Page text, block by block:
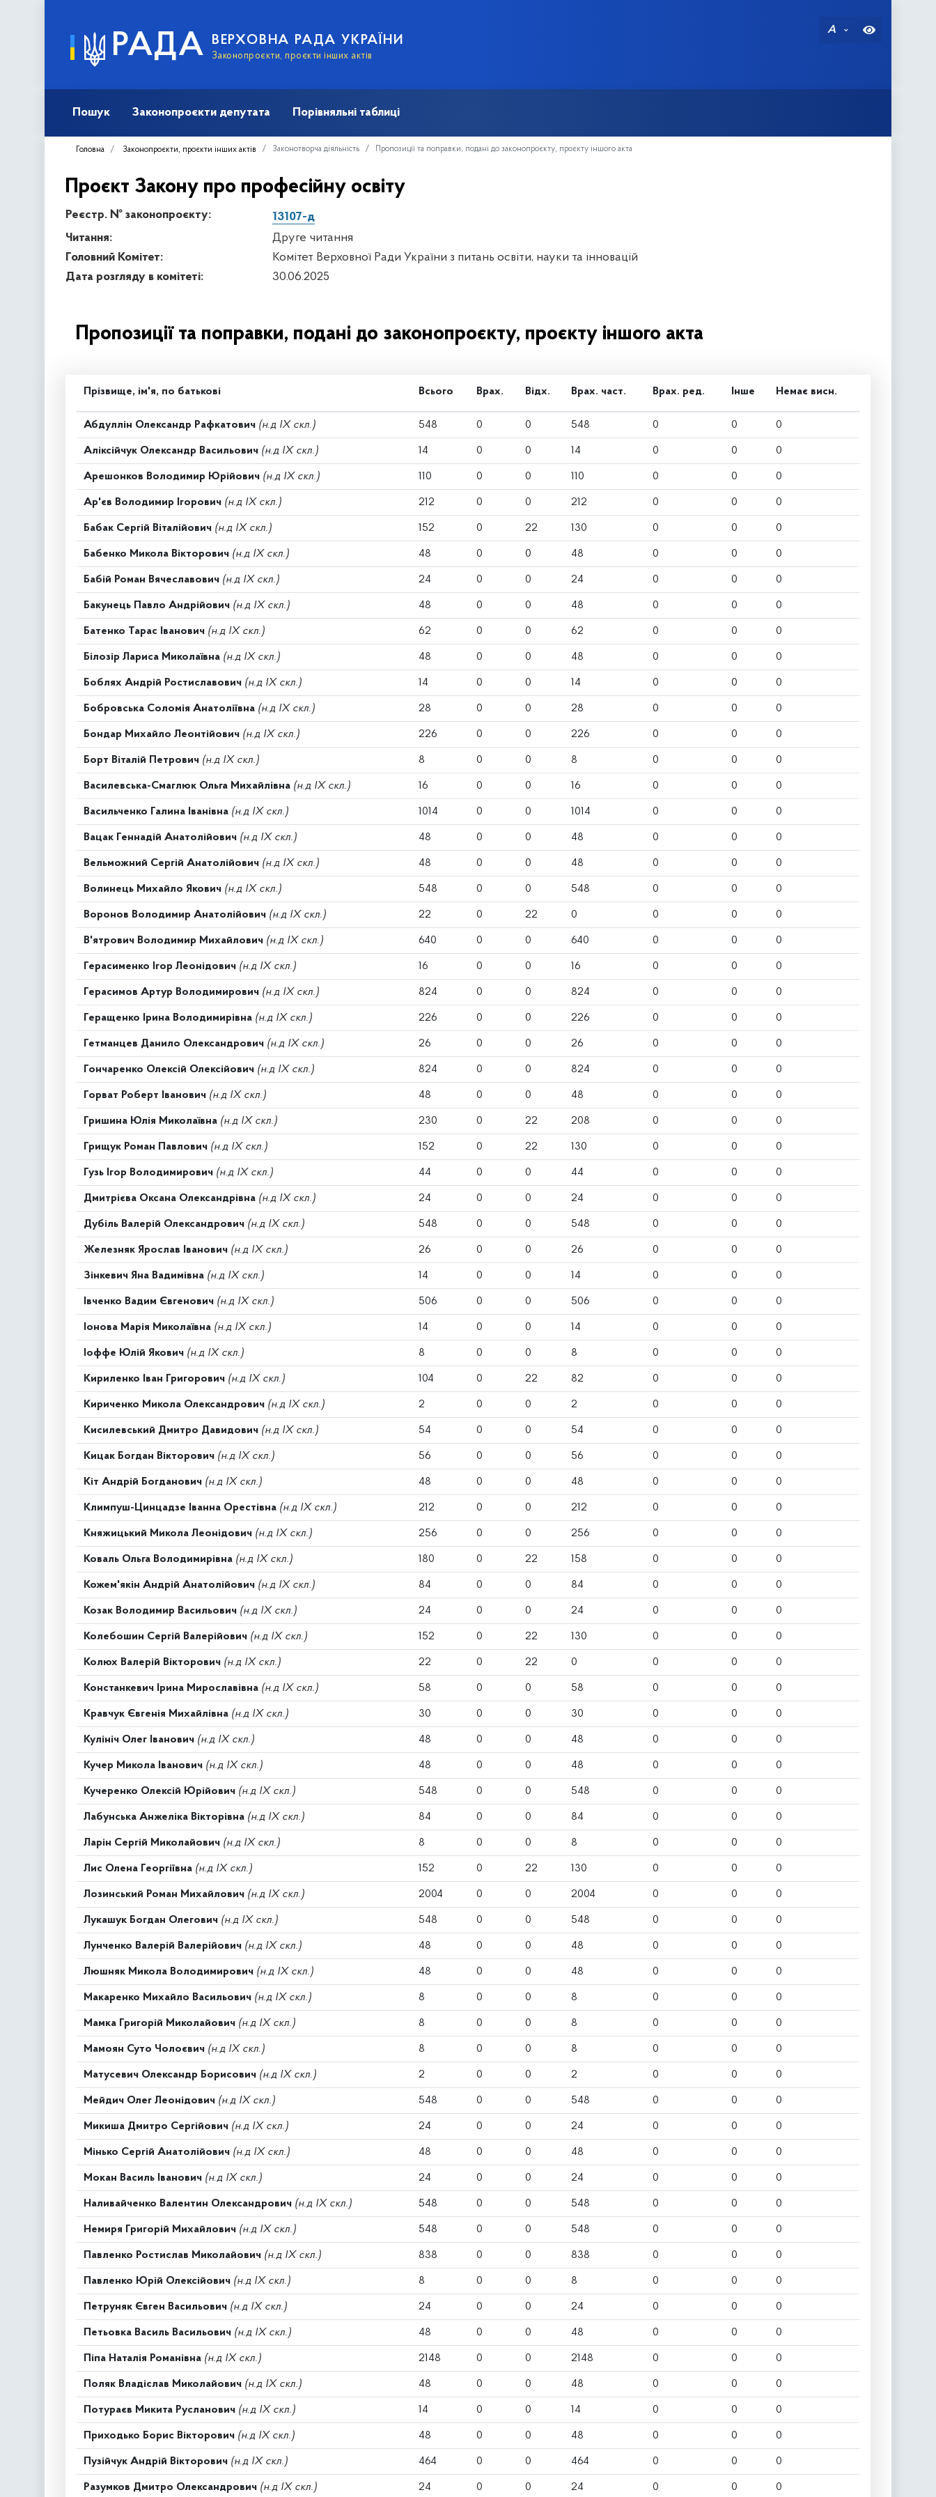
РАДА ВЕРХОВНА РАДА УКРАЇНИ
Законопроєкти, проєкти інших актів
A
Пошук Законопроєкти депутата Порівняльні таблиці
Головна Законопроєкти, проєкти інших актів Законотворча діяльність Пропозиції та поправки, подані до законопроєкту, проєкту іншого акта
Проєкт Закону про професійну освіту
Реєстр. № законопроєкту:
13107-д
Читання:
Друге читання
Головний Комітет:
Комітет Верховної Ради України з питань освіти, науки та інновацій
Дата розгляду в комітеті:
30.06.2025
Пропозиції та поправки, подані до законопроєкту, проєкту іншого акта
Прізвище, ім'я, по батькові Всього Врах. Відх. Врах. част. Врах. ред. Інше Немає висн.
Абдуллін Олександр Рафкатович (н.д IX скл.) 548 0 0 548 0 0 0
Аліксійчук Олександр Васильович (н.д IX скл.) 14 0 0 14 0 0 0
Арешонков Володимир Юрійович (н.д IX скл.) 110 0 0 110 0 0 0
Ар'єв Володимир Ігорович (н.д IX скл.) 212 0 0 212 0 0 0
Бабак Сергій Віталійович (н.д IX скл.) 152 0 22 130 0 0 0
Бабенко Микола Вікторович (н.д IX скл.) 48 0 0 48 0 0 0
Бабій Роман Вячеславович (н.д IX скл.) 24 0 0 24 0 0 0
Бакунець Павло Андрійович (н.д IX скл.) 48 0 0 48 0 0 0
Батенко Тарас Іванович (н.д IX скл.) 62 0 0 62 0 0 0
Білозір Лариса Миколаївна (н.д IX скл.) 48 0 0 48 0 0 0
Боблях Андрій Ростиславович (н.д IX скл.) 14 0 0 14 0 0 0
Бобровська Соломія Анатоліївна (н.д IX скл.) 28 0 0 28 0 0 0
Бондар Михайло Леонтійович (н.д IX скл.) 226 0 0 226 0 0 0
Борт Віталій Петрович (н.д IX скл.) 8 0 0 8 0 0 0
Василевська-Смаглюк Ольга Михайлівна (н.д IX скл.) 16 0 0 16 0 0 0
Васильченко Галина Іванівна (н.д IX скл.) 1014 0 0 1014 0 0 0
Вацак Геннадій Анатолійович (н.д IX скл.) 48 0 0 48 0 0 0
Вельможний Сергій Анатолійович (н.д IX скл.) 48 0 0 48 0 0 0
Волинець Михайло Якович (н.д IX скл.) 548 0 0 548 0 0 0
Воронов Володимир Анатолійович (н.д IX скл.) 22 0 22 0 0 0 0
В'ятрович Володимир Михайлович (н.д IX скл.) 640 0 0 640 0 0 0
Герасименко Ігор Леонідович (н.д IX скл.) 16 0 0 16 0 0 0
Герасимов Артур Володимирович (н.д IX скл.) 824 0 0 824 0 0 0
Геращенко Ірина Володимирівна (н.д IX скл.) 226 0 0 226 0 0 0
Гетманцев Данило Олександрович (н.д IX скл.) 26 0 0 26 0 0 0
Гончаренко Олексій Олексійович (н.д IX скл.) 824 0 0 824 0 0 0
Горват Роберт Іванович (н.д IX скл.) 48 0 0 48 0 0 0
Гришина Юлія Миколаївна (н.д IX скл.) 230 0 22 208 0 0 0
Грищук Роман Павлович (н.д IX скл.) 152 0 22 130 0 0 0
Гузь Ігор Володимирович (н.д IX скл.) 44 0 0 44 0 0 0
Дмитрієва Оксана Олександрівна (н.д IX скл.) 24 0 0 24 0 0 0
Дубіль Валерій Олександрович (н.д IX скл.) 548 0 0 548 0 0 0
Железняк Ярослав Іванович (н.д IX скл.) 26 0 0 26 0 0 0
Зінкевич Яна Вадимівна (н.д IX скл.) 14 0 0 14 0 0 0
Івченко Вадим Євгенович (н.д IX скл.) 506 0 0 506 0 0 0
Іонова Марія Миколаївна (н.д IX скл.) 14 0 0 14 0 0 0
Іоффе Юлій Якович (н.д IX скл.) 8 0 0 8 0 0 0
Кириленко Іван Григорович (н.д IX скл.) 104 0 22 82 0 0 0
Кириченко Микола Олександрович (н.д IX скл.) 2 0 0 2 0 0 0
Кисилевський Дмитро Давидович (н.д IX скл.) 54 0 0 54 0 0 0
Кицак Богдан Вікторович (н.д IX скл.) 56 0 0 56 0 0 0
Кіт Андрій Богданович (н.д IX скл.) 48 0 0 48 0 0 0
Климпуш-Цинцадзе Іванна Орестівна (н.д IX скл.) 212 0 0 212 0 0 0
Княжицький Микола Леонідович (н.д IX скл.) 256 0 0 256 0 0 0
Коваль Ольга Володимирівна (н.д IX скл.) 180 0 22 158 0 0 0
Кожем'якін Андрій Анатолійович (н.д IX скл.) 84 0 0 84 0 0 0
Козак Володимир Васильович (н.д IX скл.) 24 0 0 24 0 0 0
Колебошин Сергій Валерійович (н.д IX скл.) 152 0 22 130 0 0 0
Колюх Валерій Вікторович (н.д IX скл.) 22 0 22 0 0 0 0
Констанкевич Ірина Мирославівна (н.д IX скл.) 58 0 0 58 0 0 0
Кравчук Євгенія Михайлівна (н.д IX скл.) 30 0 0 30 0 0 0
Кулініч Олег Іванович (н.д IX скл.) 48 0 0 48 0 0 0
Кучер Микола Іванович (н.д IX скл.) 48 0 0 48 0 0 0
Кучеренко Олексій Юрійович (н.д IX скл.) 548 0 0 548 0 0 0
Лабунська Анжеліка Вікторівна (н.д IX скл.) 84 0 0 84 0 0 0
Ларін Сергій Миколайович (н.д IX скл.) 8 0 0 8 0 0 0
Лис Олена Георгіївна (н.д IX скл.) 152 0 22 130 0 0 0
Лозинський Роман Михайлович (н.д IX скл.) 2004 0 0 2004 0 0 0
Лукашук Богдан Олегович (н.д IX скл.) 548 0 0 548 0 0 0
Лунченко Валерій Валерійович (н.д IX скл.) 48 0 0 48 0 0 0
Люшняк Микола Володимирович (н.д IX скл.) 48 0 0 48 0 0 0
Макаренко Михайло Васильович (н.д IX скл.) 8 0 0 8 0 0 0
Мамка Григорій Миколайович (н.д IX скл.) 8 0 0 8 0 0 0
Мамоян Суто Чолоєвич (н.д IX скл.) 8 0 0 8 0 0 0
Матусевич Олександр Борисович (н.д IX скл.) 2 0 0 2 0 0 0
Мейдич Олег Леонідович (н.д IX скл.) 548 0 0 548 0 0 0
Микиша Дмитро Сергійович (н.д IX скл.) 24 0 0 24 0 0 0
Мінько Сергій Анатолійович (н.д IX скл.) 48 0 0 48 0 0 0
Мокан Василь Іванович (н.д IX скл.) 24 0 0 24 0 0 0
Наливайченко Валентин Олександрович (н.д IX скл.) 548 0 0 548 0 0 0
Немиря Григорій Михайлович (н.д IX скл.) 548 0 0 548 0 0 0
Павленко Ростислав Миколайович (н.д IX скл.) 838 0 0 838 0 0 0
Павленко Юрій Олексійович (н.д IX скл.) 8 0 0 8 0 0 0
Петруняк Євген Васильович (н.д IX скл.) 24 0 0 24 0 0 0
Петьовка Василь Васильович (н.д IX скл.) 48 0 0 48 0 0 0
Піпа Наталія Романівна (н.д IX скл.) 2148 0 0 2148 0 0 0
Поляк Владіслав Миколайович (н.д IX скл.) 48 0 0 48 0 0 0
Потураєв Микита Русланович (н.д IX скл.) 14 0 0 14 0 0 0
Приходько Борис Вікторович (н.д IX скл.) 48 0 0 48 0 0 0
Пузійчук Андрій Вікторович (н.д IX скл.) 464 0 0 464 0 0 0
Разумков Дмитро Олександрович (н.д IX скл.) 24 0 0 24 0 0 0